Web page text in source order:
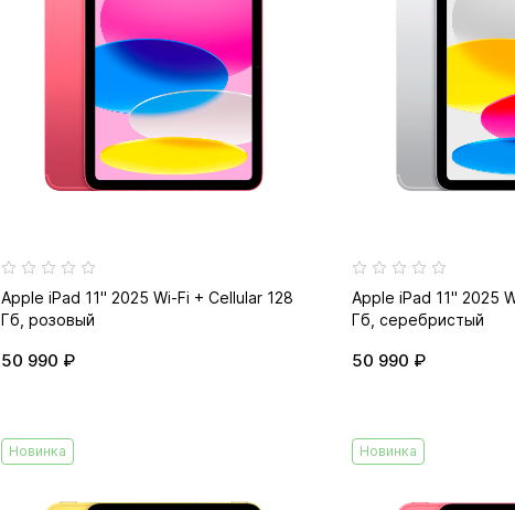
Apple iPad 11" 2025 Wi-Fi + Cellular 128
Гб, розовый
50 990 ₽
Apple iPad 11" 2025
Гб, серебристый
50 990 ₽
Новинка Новинка